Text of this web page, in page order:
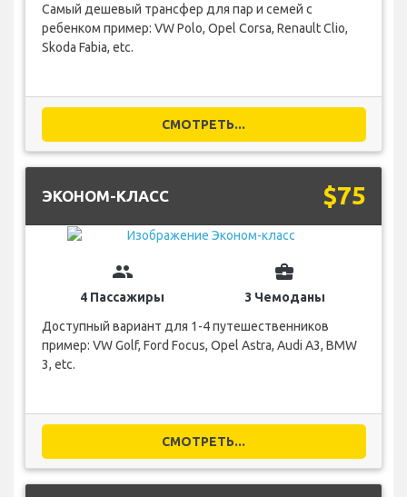
Самый дешевый трансфер для пар и семей с
ребенком пример: VW Polo, Opel Corsa, Renault Clio,
Skoda Fabia, etc.
СМОТРЕТЬ...
ЭКОНОМ-КЛАСС $75
group
4 Пассажиры
business_center
3 Чемоданы
Доступный вариант для 1-4 путешественников
пример: VW Golf, Ford Focus, Opel Astra, Audi A3, BMW
3, etc.
СМОТРЕТЬ...